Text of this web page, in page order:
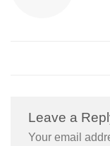
Leave a
Your email